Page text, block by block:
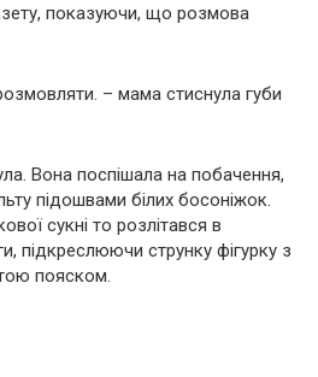
показуючи, що розмова
– мама стиснула губи
Вона поспішала на побачення,
підошвами білих босоніжок.
сукні то розлітався в
підкреслюючи струнку фігурку з
пояском.